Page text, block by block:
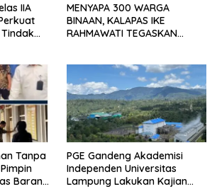
IIA
MENYAPA 300 WARGA
BINAAN, KALAPAS IKE
RAHMAWATI TEGASKAN
Tanpa
Barang
PGE Gandeng Akademisi
Independen Universitas
Lampung Lakukan Kajian